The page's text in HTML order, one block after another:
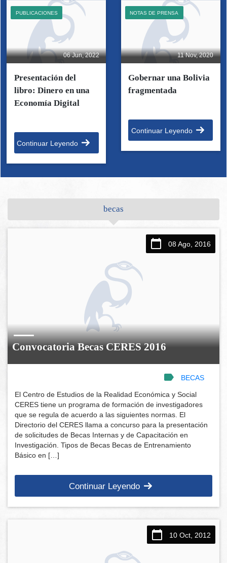
06 Jun, 2022
PUBLICACIONES
Presentación del
libro: Dinero en una
Economía Digital
Continuar Leyendo
11 Nov, 2020
NOTAS DE PRENSA
Gobernar una Bolivia
fragmentada
Continuar Leyendo
becas
08 Ago, 2016
Convocatoria Becas CERES 2016
BECAS
El Centro de Estudios de la Realidad Económica y Social
CERES tiene un programa de formación de investigadores
que se regula de acuerdo a las siguientes normas. El
Directorio del CERES llama a concurso para la presentación
de solicitudes de Becas Internas y de Capacitación en
Investigación. Tipos de Becas Becas de Entrenamiento
Básico en […]
Continuar Leyendo
10 Oct, 2012